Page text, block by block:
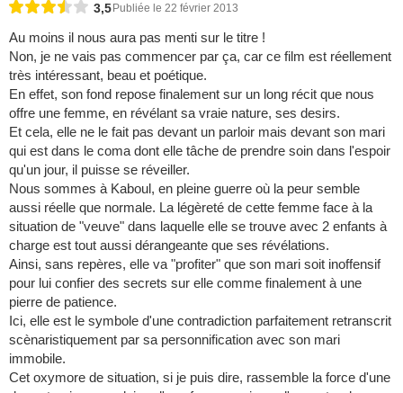
3,5 Publiée le 22 février 2013
Au moins il nous aura pas menti sur le titre !
Non, je ne vais pas commencer par ça, car ce film est réellement
très intéressant, beau et poétique.
En effet, son fond repose finalement sur un long récit que nous
offre une femme, en révélant sa vraie nature, ses desirs.
Et cela, elle ne le fait pas devant un parloir mais devant son mari
qui est dans le coma dont elle tâche de prendre soin dans l'espoir
qu'un jour, il puisse se réveiller.
Nous sommes à Kaboul, en pleine guerre où la peur semble
aussi réelle que normale. La légèreté de cette femme face à la
situation de "veuve" dans laquelle elle se trouve avec 2 enfants à
charge est tout aussi dérangeante que ses révélations.
Ainsi, sans repères, elle va "profiter" que son mari soit inoffensif
pour lui confier des secrets sur elle comme finalement à une
pierre de patience.
Ici, elle est le symbole d'une contradiction parfaitement retranscrit
scènaristiquement par sa personnification avec son mari
immobile.
Cet oxymore de situation, si je puis dire, rassemble la force d'une